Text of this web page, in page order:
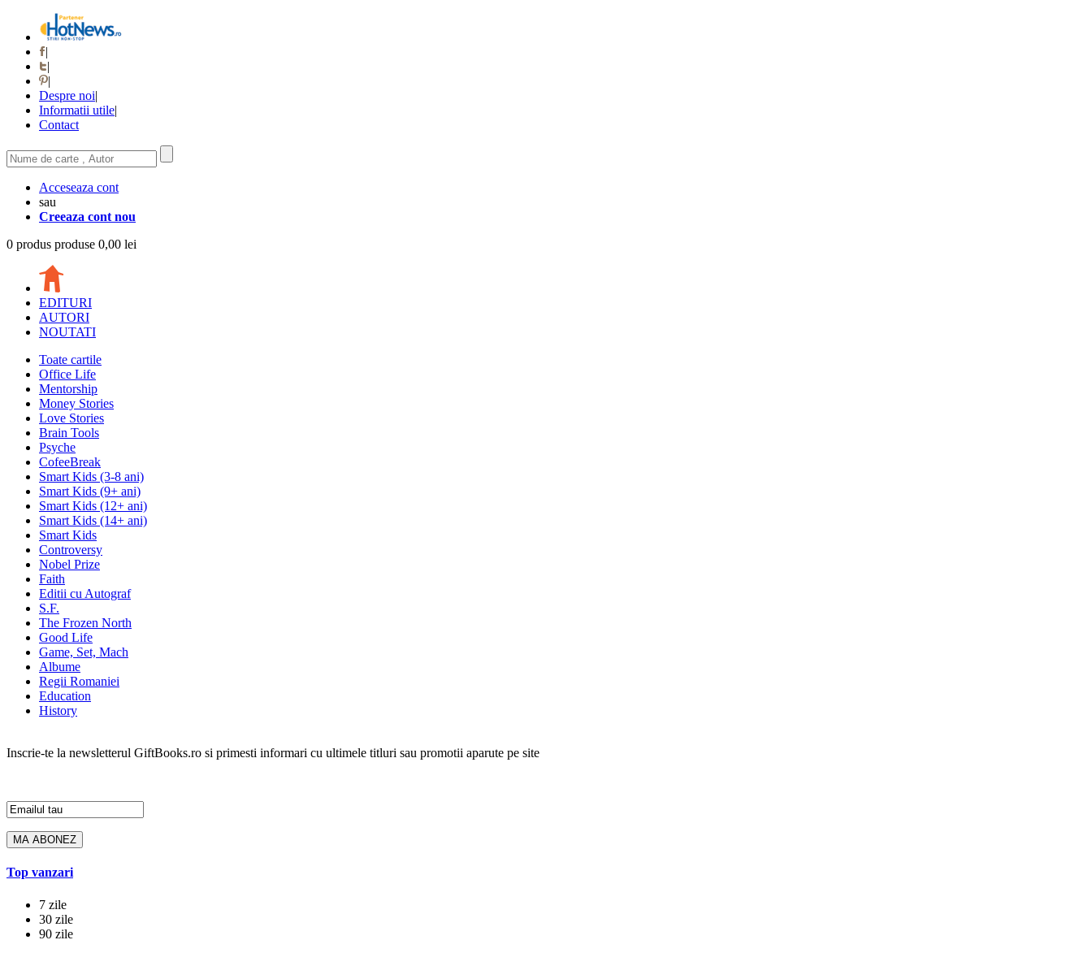
|
|
|
Despre noi|
Informatii utile|
Contact
Acceseaza cont
sau
Creeaza cont nou
0 produs produse 0,00 lei
EDITURI
AUTORI
NOUTATI
Toate cartile
Office Life
Mentorship
Money Stories
Love Stories
Brain Tools
Psyche
CofeeBreak
Smart Kids (3-8 ani)
Smart Kids (9+ ani)
Smart Kids (12+ ani)
Smart Kids (14+ ani)
Smart Kids
Controversy
Nobel Prize
Faith
Editii cu Autograf
S.F.
The Frozen North
Good Life
Game, Set, Mach
Albume
Regii Romaniei
Education
History
Inscrie-te la newsletterul GiftBooks.ro si primesti informari cu ultimele titluri sau promotii aparute pe site
Top vanzari
7 zile
30 zile
90 zile